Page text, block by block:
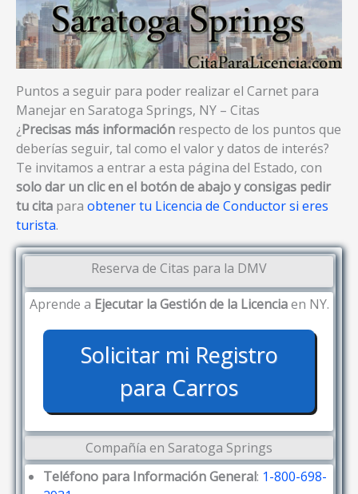
Puntos a seguir para poder realizar el Carnet para
Manejar en Saratoga Springs, NY – Citas
¿Precisas más información respecto de los puntos que
deberías seguir, tal como el valor y datos de interés?
Te invitamos a entrar a esta página del Estado, con
solo dar un clic en el botón de abajo y consigas pedir
tu cita para obtener tu Licencia de Conductor si eres
turista.
Reserva de Citas para la DMV
Compañía en Saratoga Springs
Aprende a Ejecutar la Gestión de la Licenciaen NY.
Solicitar mi Registro
para Carros
Teléfono para Información General: 1-800-698-